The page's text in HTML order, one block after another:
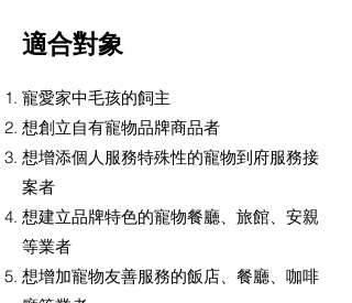
適合對象
寵愛家中毛孩的飼主
想創立自有寵物品牌商品者
想增添個人服務特殊性的寵物到府服務接
案者
想建立品牌特色的寵物餐廳、旅館、安親
等業者
想增加寵物友善服務的飯店、餐廳、咖啡